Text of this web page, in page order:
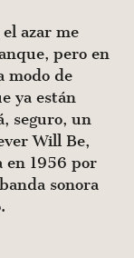
azar me
pero en
modo de
ya están
seguro, un
Will Be,
en 1956 por
sonora